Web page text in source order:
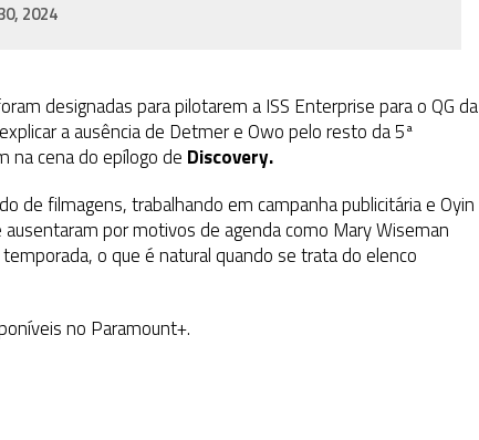
2024
designadas para pilotarem a ISS Enterprise para o QG da
a ausência de Detmer e Owo pelo resto da 5ª
na cena do epílogo de Discovery.
de filmagens, trabalhando em campanha publicitária e Oyin
por motivos de agenda como Mary Wiseman
o que é natural quando se trata do elenco
no Paramount+.